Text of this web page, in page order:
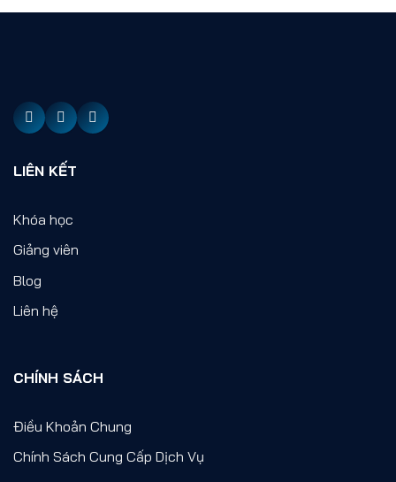
LIÊN KẾT
Khóa học
Giảng viên
Blog
Liên hệ
CHÍNH SÁCH
Điều Khoản Chung
Chính Sách Cung Cấp Dịch Vụ